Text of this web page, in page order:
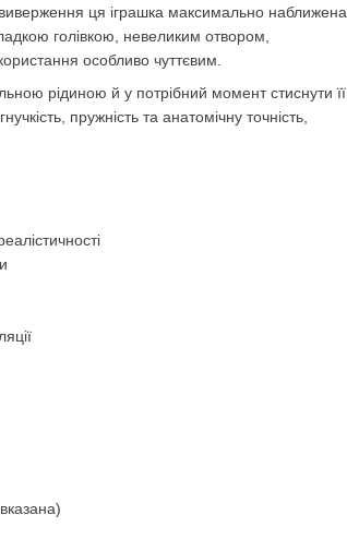
ця іграшка максимально наближена
голівкою, невеликим отвором,
особливо чуттєвим.
рідиною й у потрібний момент стиснути її
пружність та анатомічну точність,